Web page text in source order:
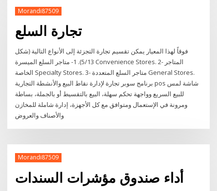
Morandi87509
تجارة السلع
فوقاً لهذا المعيار يمكن تقسيم تجارة التجزئة إلى الأنواع التالية (شكل
5/13). 1- متاجر السلع الميسرة Convenience Stores. 2- المتاجر
الخاصة Specialty Stores. 3- متاجر السلع المتعددة General Stores.
برنامج سوبر تجارة لإدارة نقاط البيع والأنشطة التجارية pos شاشة لمس
للبيع السريع وواجهة تحكم سهلة، البيع بالتقسيط أو بالجملة، بساطة
ومرونة في الإستعمال ومتوافق مع كل الأجهزة، إدارة شاملة للمخازن
والأصناف والعروض
Morandi87509
أداء صندوق مؤشرات السندات